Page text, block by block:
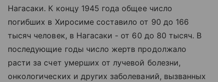
Нагасаки. К концу 1945 года общее число
погибших в Хиросиме составило от 90 до 166
тысяч человек, в Нагасаки - от 60 до 80 тысяч. В
последующие годы число жертв продолжало
расти за счет умерших от лучевой болезни,
онкологических и других заболеваний, вызванных